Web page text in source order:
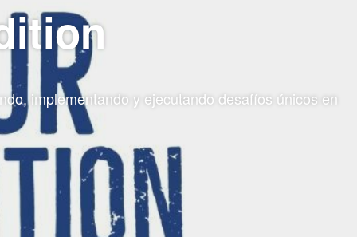
implementando y ejecutando desafíos únicos en